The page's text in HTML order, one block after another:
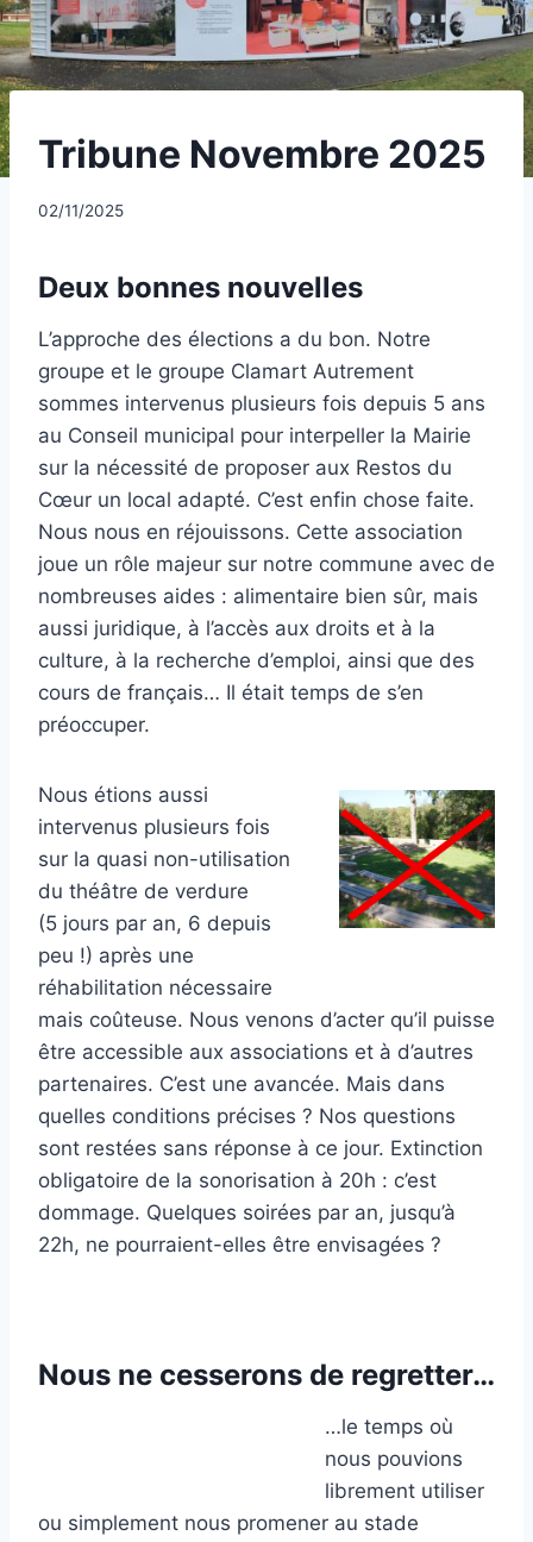
UNCATEGORIZED
Tribune Novembre 2025
Par
02/11/2025
Deux bonnes nouvelles
L’approche des élections a du bon. Notre
groupe et le groupe Clamart Autrement
sommes intervenus plusieurs fois depuis 5 ans
au Conseil municipal pour interpeller la Mairie
sur la nécessité de proposer aux Restos du
Cœur un local adapté. C’est enfin chose faite.
Nous nous en réjouissons. Cette association
joue un rôle majeur sur notre commune avec de
nombreuses aides : alimentaire bien sûr, mais
aussi juridique, à l’accès aux droits et à la
culture, à la recherche d’emploi, ainsi que des
cours de français… Il était temps de s’en
préoccuper.
Nous étions aussi
intervenus plusieurs fois
sur la quasi non-utilisation
du théâtre de verdure
(5 jours par an, 6 depuis
peu !) après une
réhabilitation nécessaire
mais coûteuse. Nous venons d’acter qu’il puisse
être accessible aux associations et à d’autres
partenaires. C’est une avancée. Mais dans
quelles conditions précises ? Nos questions
sont restées sans réponse à ce jour. Extinction
obligatoire de la sonorisation à 20h : c’est
dommage. Quelques soirées par an, jusqu’à
22h, ne pourraient-elles être envisagées ?
Nous ne cesserons de regretter…
…le temps où
nous pouvions
librement utiliser
ou simplement nous promener au stade